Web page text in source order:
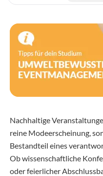
Nachhaltige
reine Modeerscheinung,
Bestandteil eines
Ob wissenschaftliche
oder feierlicher